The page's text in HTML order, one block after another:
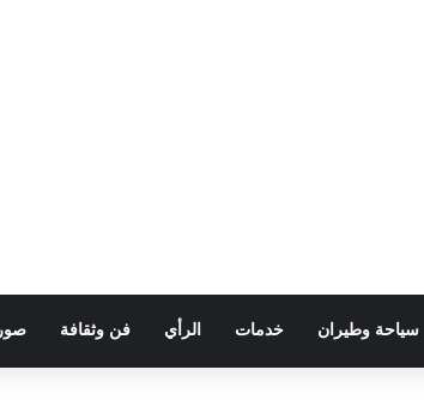
سياحة وطيران خدمات الرأي فن وثقافة